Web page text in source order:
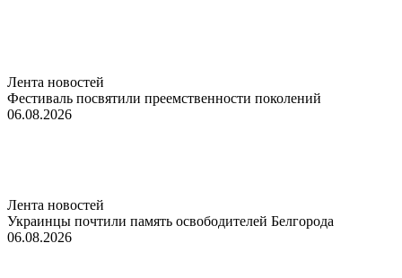
Лента новостей
Фестиваль посвятили преемственности поколений
06.08.2026
Лента новостей
Украинцы почтили память освободителей Белгорода
06.08.2026